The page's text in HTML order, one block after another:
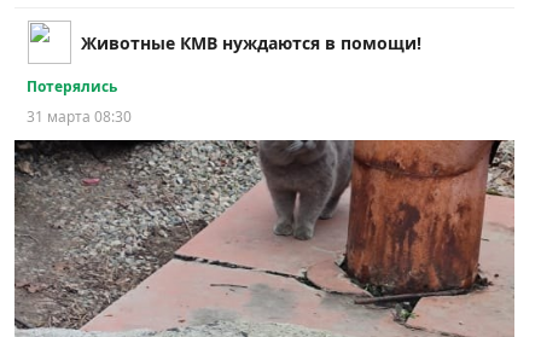
Животные КМВ нуждаются в помощи!
Потерялись
31 марта 08:30